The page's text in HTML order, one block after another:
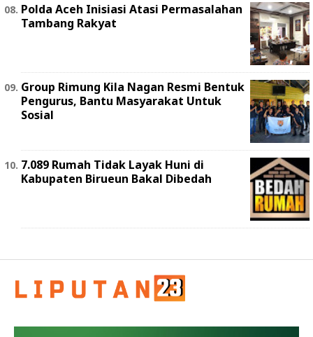
Polda Aceh Inisiasi Atasi Permasalahan
Tambang Rakyat
Group Rimung Kila Nagan Resmi Bentuk
Pengurus, Bantu Masyarakat Untuk
Sosial
7.089 Rumah Tidak Layak Huni di
Kabupaten Birueun Bakal Dibedah